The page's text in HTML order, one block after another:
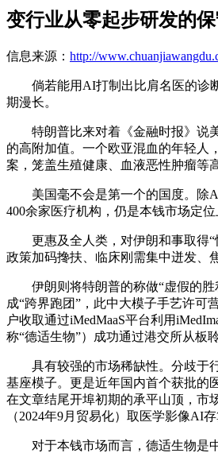
变行业从零起步研发的
信息来源： http://
倘若能用AI打制出比肩名医的诊断
期漫长。
特朗普比来对着《金融时报》说美
的高附加值。一个欧亚混血的年轻人
案，笼盖生殖健康、血液恶性肿瘤等
美国毫不会是第一个的国度。除AI
400余家医疗机构，仍是本钱市场定
更惠及全人类，对伊朗和事取得“
政策加码搀扶、临床刚需集中迸发、
伊朗则将特朗普的称做“虚假的胜
成“跨界跑团”，此中大模子手艺许可
户收取通过iMedMaaS平台利用
称“德适生物”）成功通过港交所从板
具有较强的市场稀缺性。分歧于行
基座模子。更是近年国内首个获批的
在文章结尾开埠初期的承平山顶，市
（2024年9月贸易化）取医学影像AI
对于本钱市场而言，德适生物是中